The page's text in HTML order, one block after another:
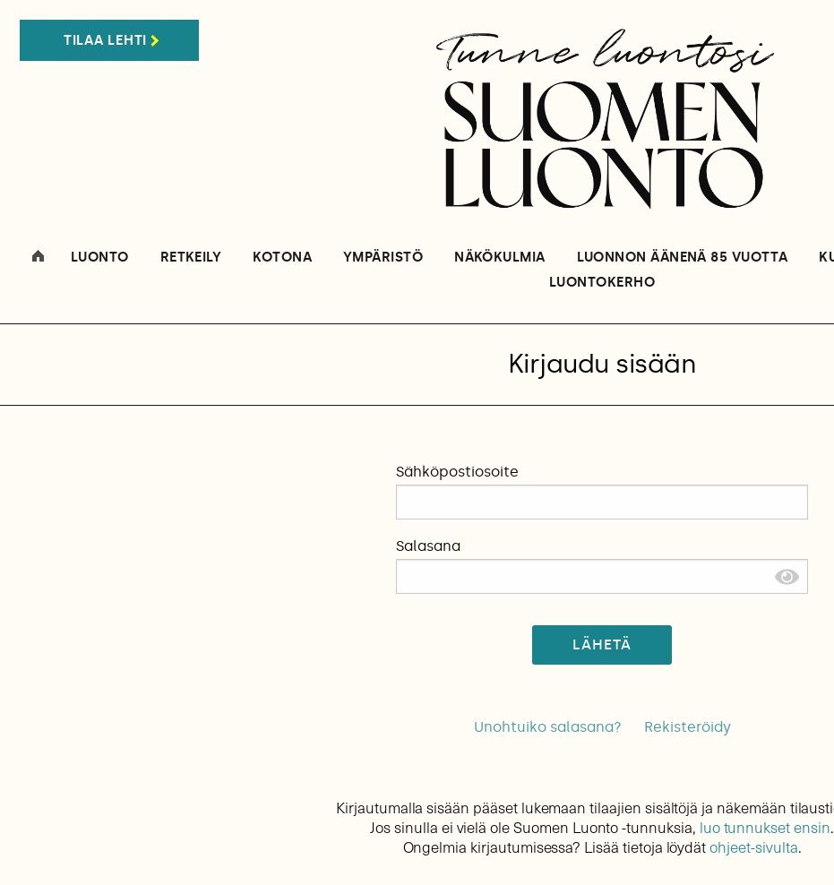
TILAA LEHTI
LUONTO RETKEILY KOTONA YMPÄRISTÖ NÄKÖKULMIA LUONNON ÄÄNENÄ 85 VUOTTA
LUONTOKERHO
Kirjaudu sisään
Sähköpostiosoite
Salasana
LÄHETÄ
Unohtuiko salasana? Rekisteröidy
Kirjautumalla sisään pääset lukemaan tilaajien sisältöjä ja näkemään
Jos sinulla ei vielä ole Suomen Luonto -tunnuksia, luo tunnukset ensin.
Ongelmia kirjautumisessa? Lisää tietoja löydätohjeet-sivulta.